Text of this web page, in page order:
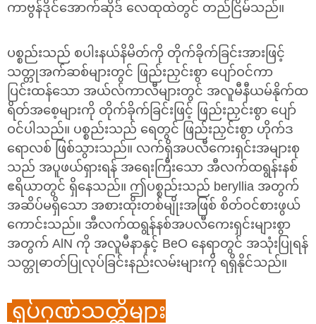
ကာဗွန်ဒိုင်အောက်ဆိုဒ် လေထုထဲတွင် တည်ငြိမ်သည်။
ပစ္စည်းသည် စပါးနယ်နိမိတ်ကို တိုက်ခိုက်ခြင်းအားဖြင့်
သတ္တုအက်ဆစ်များတွင် ဖြည်းညှင်းစွာ ပျော်ဝင်ကာ
ပြင်းထန်သော အယ်လ်ကာလီများတွင် အလူမီနီယမ်နိုက်ထ
ရိတ်အစေ့များကို တိုက်ခိုက်ခြင်းဖြင့် ဖြည်းညှင်းစွာ ပျော်
ဝင်ပါသည်။ ပစ္စည်းသည် ရေတွင် ဖြည်းညှင်းစွာ ဟိုက်ဒ
ရောလစ် ဖြစ်သွားသည်။ လက်ရှိအပလီကေးရှင်းအများစု
သည် အပူဖယ်ရှားရန် အရေးကြီးသော အီလက်ထရွန်းနစ်
ဧရိယာတွင် ရှိနေသည်။ ဤပစ္စည်းသည် beryllia အတွက်
အဆိပ်မရှိသော အစားထိုးတစ်မျိုးအဖြစ် စိတ်ဝင်စားဖွယ်
ကောင်းသည်။ အီလက်ထရွန်နစ်အပလီကေးရှင်းများစွာ
အတွက် AlN ကို အလူမီနာနှင့် BeO နေရာတွင် အသုံးပြုရန်
သတ္တုဓာတ်ပြုလုပ်ခြင်းနည်းလမ်းများကို ရရှိနိုင်သည်။
ရုပ်ဂုဏ်သတ္တိများ